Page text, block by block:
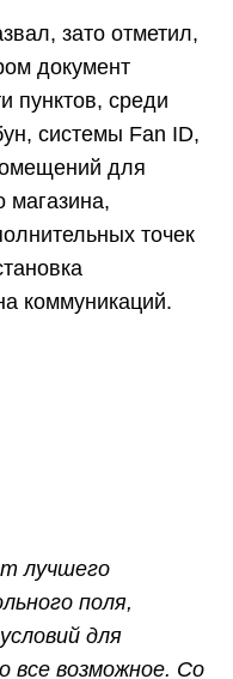
зато отметил,
документ
пунктов, среди
системы Fan ID,
для
магазина,
точек
коммуникаций.
лучшего
поля,
для
все возможное. Со